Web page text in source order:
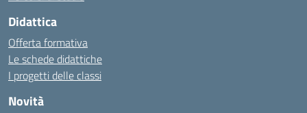
Didattica
Offerta formativa
Le schede didattiche
I progetti delle classi
Novità